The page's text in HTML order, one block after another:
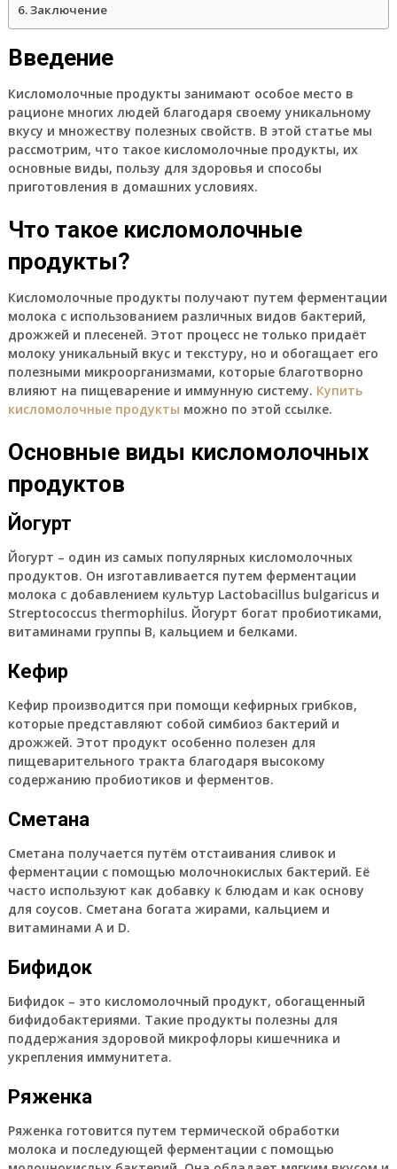
Заключение
Введение
Кисломолочные продукты занимают особое место в
рационе многих людей благодаря своему уникальному
вкусу и множеству полезных свойств. В этой статье мы
рассмотрим, что такое кисломолочные продукты, их
основные виды, пользу для здоровья и способы
приготовления в домашних условиях.
Что такое кисломолочные
продукты?
Кисломолочные продукты получают путем ферментации
молока с использованием различных видов бактерий,
дрожжей и плесеней. Этот процесс не только придаёт
молоку уникальный вкус и текстуру, но и обогащает его
полезными микроорганизмами, которые благотворно
влияют на пищеварение и иммунную систему. Купить
кисломолочные продукты можно по этой ссылке.
Основные виды кисломолочных
продуктов
Йогурт
Йогурт – один из самых популярных кисломолочных
продуктов. Он изготавливается путем ферментации
молока с добавлением культур Lactobacillus bulgaricus и
Streptococcus thermophilus. Йогурт богат пробиотиками,
витаминами группы В, кальцием и белками.
Кефир
Кефир производится при помощи кефирных грибков,
которые представляют собой симбиоз бактерий и
дрожжей. Этот продукт особенно полезен для
пищеварительного тракта благодаря высокому
содержанию пробиотиков и ферментов.
Сметана
Сметана получается путём отстаивания сливок и
ферментации с помощью молочнокислых бактерий. Её
часто используют как добавку к блюдам и как основу
для соусов. Сметана богата жирами, кальцием и
витаминами A и D.
Бифидок
Бифидок – это кисломолочный продукт, обогащенный
бифидобактериями. Такие продукты полезны для
поддержания здоровой микрофлоры кишечника и
укрепления иммунитета.
Ряженка
Ряженка готовится путем термической обработки
молока и последующей ферментации с помощью